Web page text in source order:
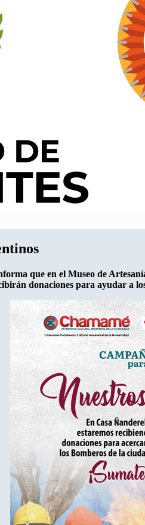
que en el Museo de
donaciones para ayudar a